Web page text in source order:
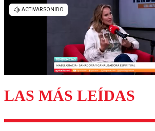
LAS MÁS LEÍDAS